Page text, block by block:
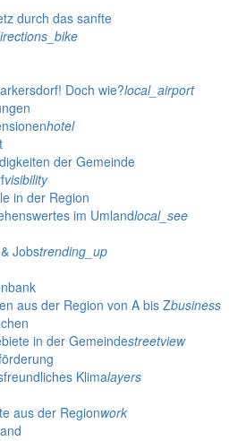
durch das sanfte
Doch wie?local_airport
hotel
der Gemeinde
visibility
in der Region
im Umlandlocal_see
Jobstrending_up
aus der Region von A bis Zbusiness
in der Gemeindestreetview
Klimalayers
aus der Regionwork